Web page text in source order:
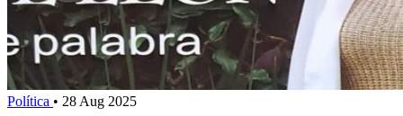
Política • 28 Aug 2025